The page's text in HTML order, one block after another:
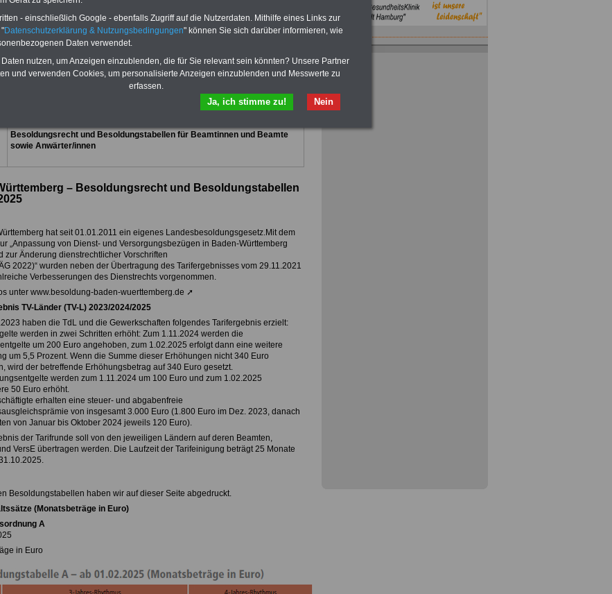
öffentlichen Dienst ist enthalten. Der
OnlineService bietet 10 Bücher und
eBooks zum herunterladen, lesen
zur Besoldung in Baden-Württemberg
Besoldungsrecht und Besoldungstabellen für Beamtinnen und Beamte
sowie Anwärter/innen
– Besoldungsrecht und Besoldungstabellen
hat seit 01.01.2011 ein eigenes Landesbesoldungsgesetz.Mit dem
„Anpassung von Dienst- und Versorgungsbezügen in Baden-Württemberg
zur Änderung dienstrechtlicher Vorschriften
2022)“ wurden neben der Übertragung des Tarifergebnisses vom 29.11.2021
Verbesserungen des Dienstrechts vorgenommen.
unter www.besoldung-baden-wuerttemberg.de ➚
TV-Länder (TV-L) 2023/2024/2025
haben die TdL und die Gewerkschaften folgendes Tarifergebnis erzielt:
werden in zwei Schritten erhöht: Zum 1.11.2024 werden die
um 200 Euro angehoben, zum 1.02.2025 erfolgt dann eine weitere
um 5,5 Prozent. Wenn die Summe dieser Erhöhungen nicht 340 Euro
wird der betreffende Erhöhungsbetrag auf 340 Euro gesetzt.
werden zum 1.11.2024 um 100 Euro und zum 1.02.2025
50 Euro erhöht.
erhalten eine steuer- und abgabenfreie
von insgesamt 3.000 Euro (1.800 Euro im Dez. 2023, danach
von Januar bis Oktober 2024 jeweils 120 Euro).
der Tarifrunde soll von den jeweiligen Ländern auf deren Beamten,
VersE übertragen werden. Die Laufzeit der Tarifeinigung beträgt 25 Monate
Besoldungstabellen haben wir auf dieser Seite abgedruckt.
(Monatsbeträge in Euro)
A
in Euro
- einschließlich Google - ebenfalls Zugriff auf die Nutzerdaten. Mithilfe eines Links zur
Datenschutzerklärung & Nutzungsbedingungen" können Sie sich darüber informieren, wie
Daten verwendet.
Daten nutzen, um Anzeigen einzublenden, die für Sie relevant sein könnten? Unsere Partner
und verwenden Cookies, um personalisierte Anzeigen einzublenden und Messwerte zu
erfassen.
Nein
Ja, ich stimme zu!